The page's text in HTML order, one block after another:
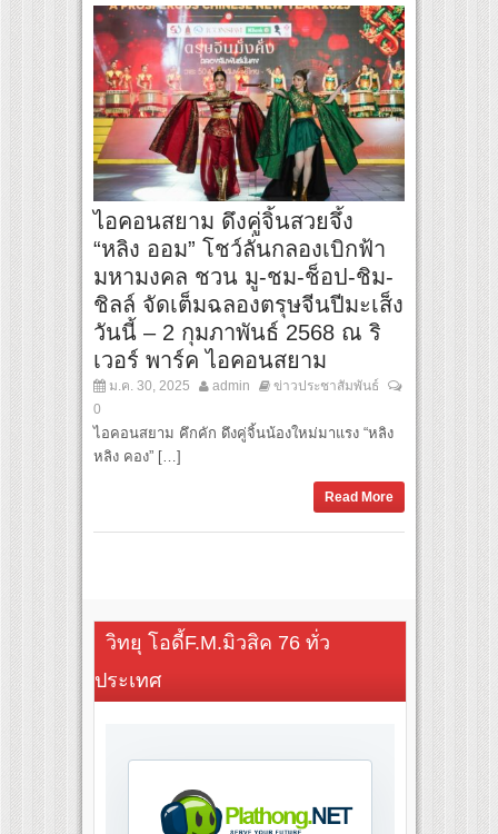
ไอคอนสยาม ดึงคู่จิ้นสวยจึ้ง
“หลิง ออม” โชว์ลั่นกลองเบิกฟ้า
มหามงคล ชวน มู-ชม-ช็อป-ชิม-
ชิลล์ จัดเต็มฉลองตรุษจีนปีมะเส็ง
วันนี้ – 2 กุมภาพันธ์ 2568 ณ ริ
เวอร์ พาร์ค ไอคอนสยาม
ม.ค. 30, 2025 admin
ข่าวประชาสัมพันธ์
0
ไอคอนสยาม คึกคัก ดึงคู่จิ้นน้องใหม่มาแรง “หลิง
หลิง คอง” […]
Read More
วิทยุ โอดี้F.M.มิวสิค 76 ทั่ว
ประเทศ